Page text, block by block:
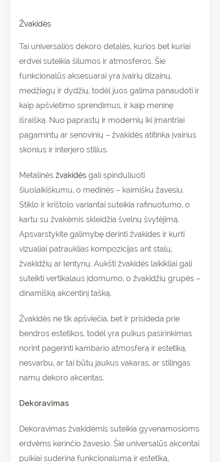
Žvakidės
Tai universalios dekoro detalės, kurios bet kuriai
erdvei suteikia šilumos ir atmosferos. Šie
funkcionalūs aksesuarai yra įvairių dizainų,
medžiagų ir dydžių, todėl juos galima panaudoti ir
kaip apšvietimo sprendimus, ir kaip meninę
išraišką. Nuo paprastų ir modernių iki įmantriai
pagamintų ar senovinių – žvakidės atitinka įvairius
skonius ir interjero stilius.
Metalinės žvakidės gali spinduliuoti
šiuolaikiškumu, o medinės – kaimišku žavesiu.
Stiklo ir krištolo variantai suteikia rafinuotumo, o
kartu su žvakėmis skleidžia švelnų švytėjimą.
Apsvarstykite galimybę derinti žvakides ir kurti
vizualiai patrauklias kompozicijas ant stalų,
žvakidžių ar lentynų. Aukšti žvakidės laikikliai gali
suteikti vertikalaus įdomumo, o žvakidžių grupės –
dinamišką akcentinį tašką.
Žvakidės ne tik apšviečia, bet ir prisideda prie
bendros estetikos, todėl yra puikus pasirinkimas
norint pagerinti kambario atmosferą ir estetiką,
nesvarbu, ar tai būtų jaukus vakaras, ar stilingas
namų dekoro akcentas.
Dekoravimas
Dekoravimas žvakidėmis suteikia gyvenamosioms
erdvėms kerinčio žavesio. Šie universalūs akcentai
puikiai suderina funkcionalumą ir estetiką,